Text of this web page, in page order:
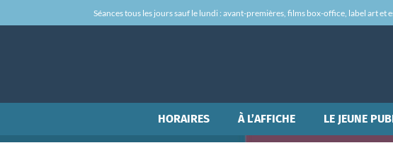
Séances tous les jours sauf le lundi : avant-premières, films box-office, label art et
HORAIRES À L’AFFICHE LE JEUNE